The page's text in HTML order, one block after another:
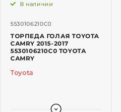
5530106210C0
В наличии
ТОРПЕДА ГОЛАЯ TOYOTA
CAMRY 2015-2017
5530106210C0 TOYOTA
CAMRY
Toyota